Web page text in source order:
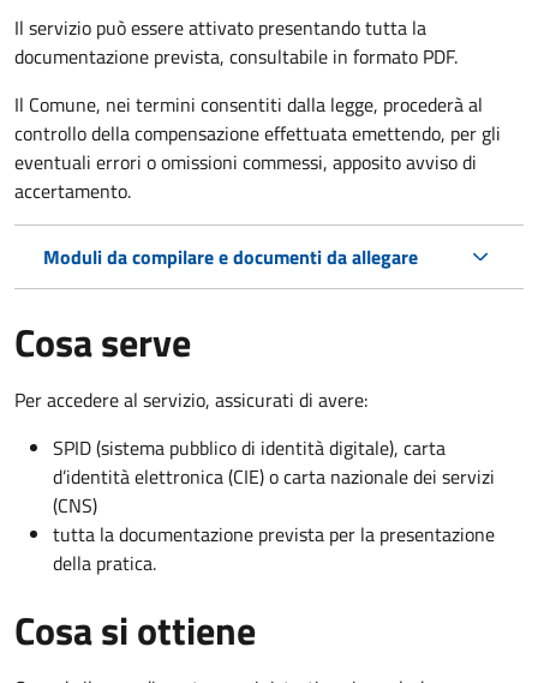
Il servizio può essere attivato presentando tutta la
documentazione prevista, consultabile in formato PDF.
Il Comune, nei termini consentiti dalla legge, procederà al
controllo della compensazione effettuata emettendo, per gli
eventuali errori o omissioni commessi, apposito avviso di
accertamento.
Moduli da compilare e documenti da allegare
Cosa serve
Per accedere al servizio, assicurati di avere:
SPID (sistema pubblico di identità digitale), carta
d’identità elettronica (CIE) o carta nazionale dei servizi
(CNS)
tutta la documentazione prevista per la presentazione
della pratica.
Cosa si ottiene